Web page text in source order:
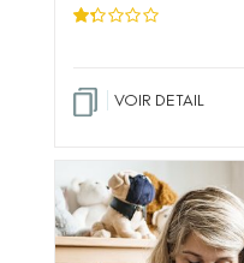
5
sur
VOIR DETAIL